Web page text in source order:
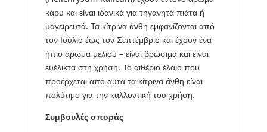
κάρυ και είναι ιδανικά για τηγανητά πιάτα ή
μαγειρευτά. Τα κίτρινα άνθη εμφανίζονται από
τον Ιούλιο έως τον Σεπτέμβριο και έχουν ένα
ήπιο άρωμα μελιού – είναι βρώσιμα και είναι
ευέλικτα στη χρήση. Το αιθέριο έλαιο που
προέρχεται από αυτά τα κίτρινα άνθη είναι
πολύτιμο για την καλλυντική του χρήση.
Συμβουλές σποράς